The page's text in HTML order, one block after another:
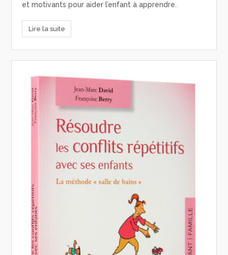
et motivants pour aider l’enfant à apprendre.
Lire la suite